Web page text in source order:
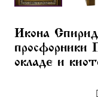
Икона
просфорники
окладе и